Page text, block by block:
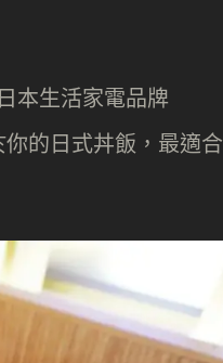
本生活家電品牌
的日式丼飯，最適合